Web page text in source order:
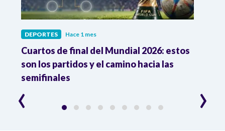
DEPORTES Hace 1 mes
Cuartos de final del Mundial 2026: estos
son los partidos y el camino hacia las
semifinales
‹ ›